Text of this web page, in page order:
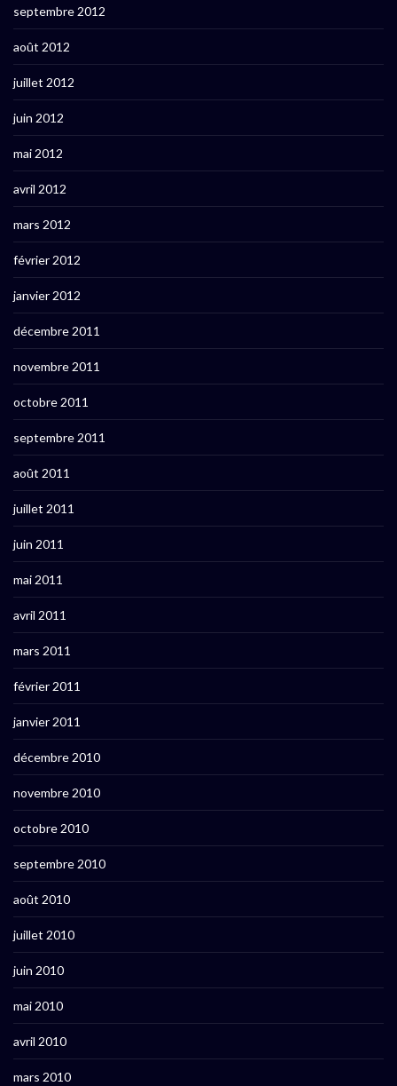
septembre 2012
août 2012
juillet 2012
juin 2012
mai 2012
avril 2012
mars 2012
février 2012
janvier 2012
décembre 2011
novembre 2011
octobre 2011
septembre 2011
août 2011
juillet 2011
juin 2011
mai 2011
avril 2011
mars 2011
février 2011
janvier 2011
décembre 2010
novembre 2010
octobre 2010
septembre 2010
août 2010
juillet 2010
juin 2010
mai 2010
avril 2010
mars 2010